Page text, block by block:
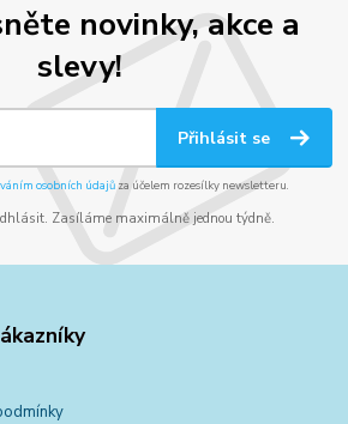
novinky, akce a
slevy!
Přihlásit se
osobních údajůza účelem rozesílky newsletteru.
Zasíláme maximálně jednou týdně.